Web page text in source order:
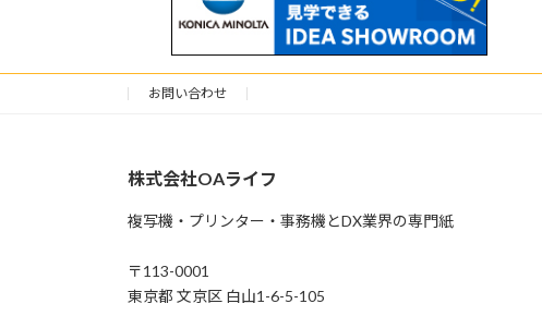
お問い合わせ
株式会社OAライフ
複写機・プリンター・事務機とDX業界の専門紙
〒113-0001
東京都 文京区 白山1-6-5-105